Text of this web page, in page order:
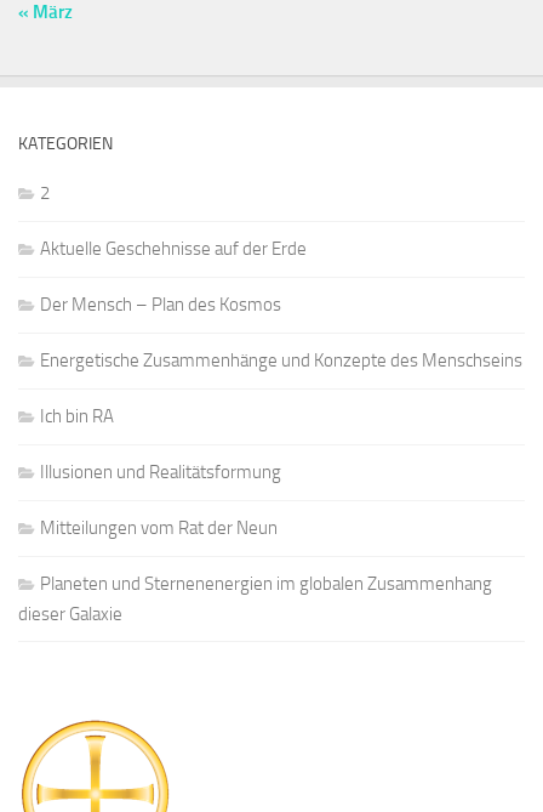
« März
KATEGORIEN
2
Aktuelle Geschehnisse auf der Erde
Der Mensch – Plan des Kosmos
Energetische Zusammenhänge und Konzepte des Menschseins
Ich bin RA
Illusionen und Realitätsformung
Mitteilungen vom Rat der Neun
Planeten und Sternenenergien im globalen Zusammenhang
dieser Galaxie